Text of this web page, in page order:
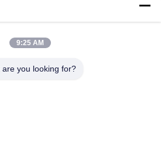
Uitbreidingsverbinding
Verbinding van de
9:25 AM
you looking for?